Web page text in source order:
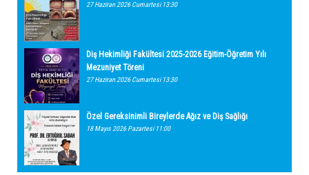
27 Haziran 2026 Cumartesi 13:30
Diş Hekimliği Fakültesi 2025-2026 Eğitim-Öğretim Yılı
Mezuniyet Töreni
27 Haziran 2026 Cumartesi 13:30
Özel Gereksinimli Bireylerde Ağız ve Diş Sağlığı
18 Mayıs 2026 Pazartesi 11:00